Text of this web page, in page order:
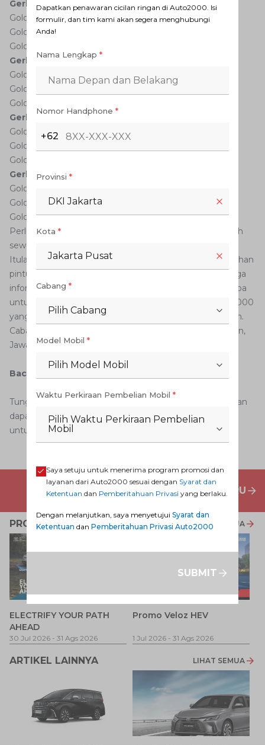
Gerbang Tol Cibitung
Golongan I: Rp7.000
Golongan II & III: Rp10.500
Golongan IV & V: Rp14.000
Gerbang Tol Cikarang Barat
Golongan I: Rp7.000
Golongan II & III: Rp10.500
Golongan IV & V: Rp14.000
Gerbang Tol Cibatu
Golongan I: Rp12.000
Golongan II & III: Rp18.000
Golongan IV & V: Rp24.000
Gerbang Tol Cikarang Timur
Golongan I: Rp12.000
Golongan II & III: Rp18.000
Golongan IV & V: Rp24.000
Perlu diketahui bahwa harga yang tertera dapat berubah
sewaktu-waktu.
Itulah penjelasan tentang exit tol Cikarang Barat dan pilihan
pintu tol lainnya untuk menuju ke kota tersebut. Semoga
informasi ini bermanfaat bagi AutoFamily dan jangan lupa
untuk selalu melakukan service berkala bersama Auto2000
yang didukung barisan teknisi andal dan berpengalaman.
Cabang Auto2000 sudah tersedia di DKI Jakarta, Banten,
Jawa Barat, Jawa Timur, Sumatra, Kalimantan, dan Bali.
Baca Juga:
Tunggu apalagi?Kunjungi
sekarang jugadan
dapatkan berbagaiPromo Dealer Mobil Toyota
untuk berbagai jenis
PENAWARAN MOBIL BARU
PROMO TERKAIT LIHAT SEMUA
ELECTRIFY YOUR PATH
AHEAD
30 Jul 2026 - 31 Ags 2026
Promo Veloz HEV
1 Jul 2026 - 31 Ags 2026
ARTIKEL LAINNYA LIHAT SEMUA
Dapatkan penawaran cicilan ringan di Auto2000. Isi
formulir, dan tim kami akan segera menghubungi
Anda!
Nama Lengkap *
Nomor Handphone *
+62
Provinsi *
DKI Jakarta
Kota *
Jakarta Pusat
Cabang *
Pilih Cabang
Model Mobil *
Pilih Model Mobil
Waktu Perkiraan Pembelian Mobil *
Pilih Waktu Perkiraan Pembelian
Mobil
Saya setuju untuk menerima program promosi dan
layanan dari Auto2000 sesuai dengan Syarat dan
Ketentuan dan Pemberitahuan Privasi yang berlaku.
Dengan melanjutkan, saya menyetujui Syarat dan
Ketentuan dan Pemberitahuan Privasi Auto2000
SUBMIT